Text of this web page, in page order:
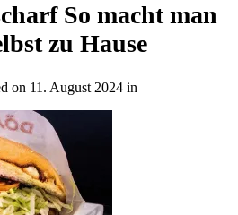
So macht man
zu Hause
on 11. August 2024 in